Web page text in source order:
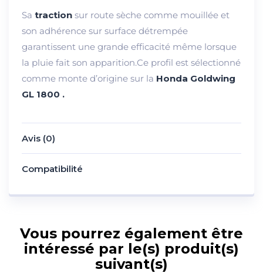
Sa traction sur route sèche comme mouillée et
son adhérence sur surface détrempée
garantissent une grande efficacité même lorsque
la pluie fait son apparition.Ce profil est sélectionné
comme monte d’origine sur la Honda Goldwing
GL 1800 .
Avis (0)
Compatibilité
Vous pourrez également être
intéressé par le(s) produit(s)
suivant(s)